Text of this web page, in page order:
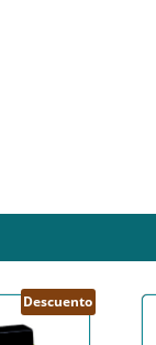
Descuento